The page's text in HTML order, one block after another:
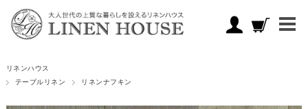
リネンハウス
テーブルリネン
リネンナフキン